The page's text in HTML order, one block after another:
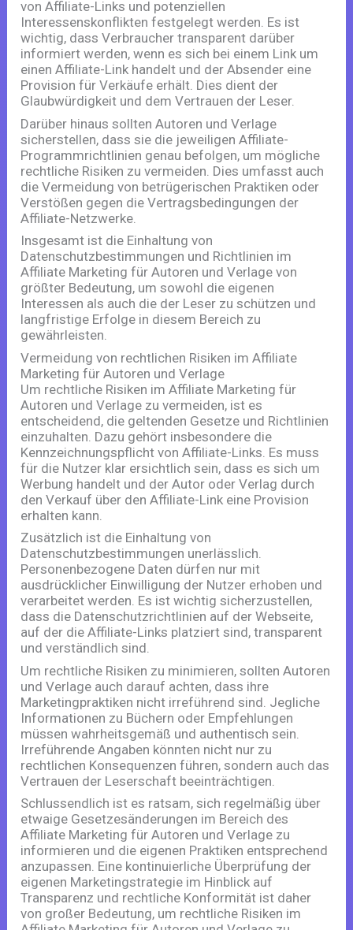
von Affiliate-Links und potenziellen
Interessenskonflikten festgelegt werden. Es ist
wichtig, dass Verbraucher transparent darüber
informiert werden, wenn es sich bei einem Link um
einen Affiliate-Link handelt und der Absender eine
Provision für Verkäufe erhält. Dies dient der
Glaubwürdigkeit und dem Vertrauen der Leser.
Darüber hinaus sollten Autoren und Verlage
sicherstellen, dass sie die jeweiligen Affiliate-
Programmrichtlinien genau befolgen, um mögliche
rechtliche Risiken zu vermeiden. Dies umfasst auch
die Vermeidung von betrügerischen Praktiken oder
Verstößen gegen die Vertragsbedingungen der
Affiliate-Netzwerke.
Insgesamt ist die Einhaltung von
Datenschutzbestimmungen und Richtlinien im
Affiliate Marketing für Autoren und Verlage von
größter Bedeutung, um sowohl die eigenen
Interessen als auch die der Leser zu schützen und
langfristige Erfolge in diesem Bereich zu
gewährleisten.
Vermeidung von rechtlichen Risiken im Affiliate
Marketing für Autoren und Verlage
Um rechtliche Risiken im Affiliate Marketing für
Autoren und Verlage zu vermeiden, ist es
entscheidend, die geltenden Gesetze und Richtlinien
einzuhalten. Dazu gehört insbesondere die
Kennzeichnungspflicht von Affiliate-Links. Es muss
für die Nutzer klar ersichtlich sein, dass es sich um
Werbung handelt und der Autor oder Verlag durch
den Verkauf über den Affiliate-Link eine Provision
erhalten kann.
Zusätzlich ist die Einhaltung von
Datenschutzbestimmungen unerlässlich.
Personenbezogene Daten dürfen nur mit
ausdrücklicher Einwilligung der Nutzer erhoben und
verarbeitet werden. Es ist wichtig sicherzustellen,
dass die Datenschutzrichtlinien auf der Webseite,
auf der die Affiliate-Links platziert sind, transparent
und verständlich sind.
Um rechtliche Risiken zu minimieren, sollten Autoren
und Verlage auch darauf achten, dass ihre
Marketingpraktiken nicht irreführend sind. Jegliche
Informationen zu Büchern oder Empfehlungen
müssen wahrheitsgemäß und authentisch sein.
Irreführende Angaben könnten nicht nur zu
rechtlichen Konsequenzen führen, sondern auch das
Vertrauen der Leserschaft beeinträchtigen.
Schlussendlich ist es ratsam, sich regelmäßig über
etwaige Gesetzesänderungen im Bereich des
Affiliate Marketing für Autoren und Verlage zu
informieren und die eigenen Praktiken entsprechend
anzupassen. Eine kontinuierliche Überprüfung der
eigenen Marketingstrategie im Hinblick auf
Transparenz und rechtliche Konformität ist daher
von großer Bedeutung, um rechtliche Risiken im